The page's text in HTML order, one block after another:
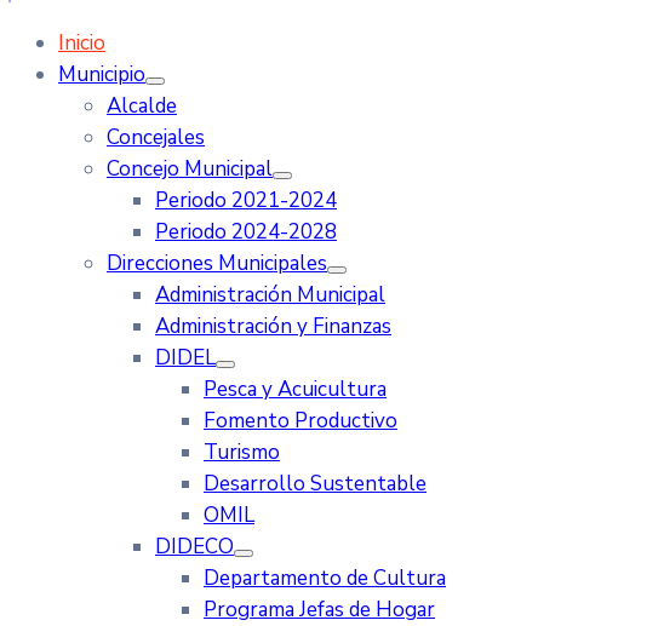
Inicio
Municipio
Alcalde
Concejales
Concejo Municipal
Periodo 2021-2024
Periodo 2024-2028
Direcciones Municipales
Administración Municipal
Administración y Finanzas
DIDEL
Pesca y Acuicultura
Fomento Productivo
Turismo
Desarrollo Sustentable
OMIL
DIDECO
Departamento de Cultura
Programa Jefas de Hogar